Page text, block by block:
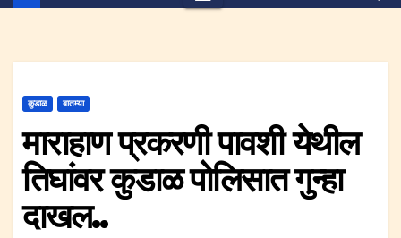
कुडाळ बातम्या
माराहाण प्रकरणी पावशी येथील
तिघांवर कुडाळ पोलिसात गुन्हा
दाखल..